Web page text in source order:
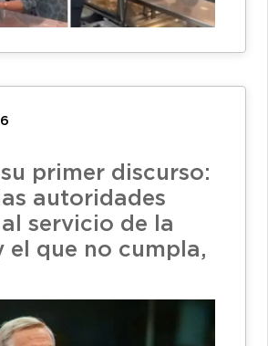
su primer discurso:
autoridades
servicio de la
el que no cumpla,